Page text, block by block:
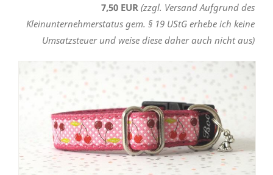
7,50 EUR (zzgl. Versand Aufgrund des
Kleinunternehmerstatus gem. § 19 UStG erhebe ich keine
Umsatzsteuer und weise diese daher auch nicht aus)